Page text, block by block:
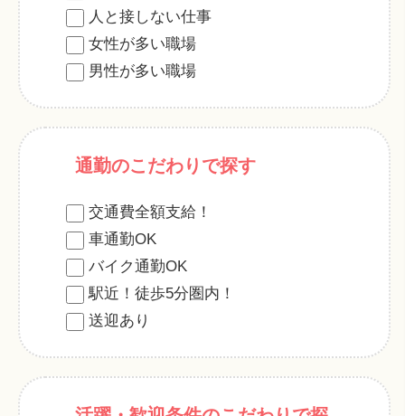
人と接しない仕事
女性が多い職場
男性が多い職場
通勤のこだわりで探す
交通費全額支給！
車通勤OK
バイク通勤OK
駅近！徒歩5分圏内！
送迎あり